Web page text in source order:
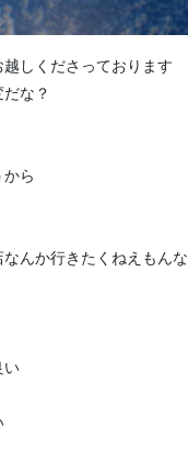
しくださっております
な？
ら
んか行きたくねえもんな
い